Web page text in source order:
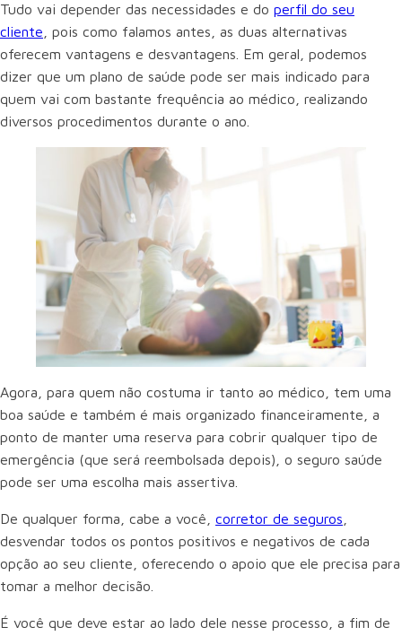
Tudo vai depender das necessidades e do perfil do seu
cliente , pois como falamos antes, as duas alternativas
oferecem vantagens e desvantagens. Em geral, podemos
dizer que um plano de saúde pode ser mais indicado para
quem vai com bastante frequência ao médico, realizando
diversos procedimentos durante o ano.
Agora, para quem não costuma ir tanto ao médico, tem uma
boa saúde e também é mais organizado financeiramente, a
ponto de manter uma reserva para cobrir qualquer tipo de
emergência (que será reembolsada depois), o seguro saúde
pode ser uma escolha mais assertiva.
De qualquer forma, cabe a você, corretor de seguros
desvendar todos os pontos positivos e negativos de cada
opção ao seu cliente, oferecendo o apoio que ele precisa para
tomar a melhor decisão.
É você que deve estar ao lado dele nesse processo, a fim de